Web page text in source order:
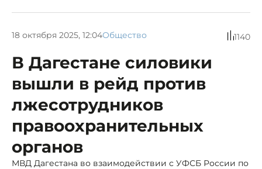
18 октября 2025, 12:04Общество 1140
В Дагестане силовики
вышли в рейд против
лжесотрудников
правоохранительных
органов
МВД Дагестана во взаимодействии с УФСБ России по